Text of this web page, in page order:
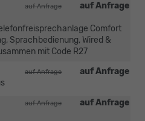
auf Anfrage
auf Anfrage
Comfort
Sprachbedienung, Wired &
mit Code R27
auf Anfrage
auf Anfrage
auf Anfrage
auf Anfrage